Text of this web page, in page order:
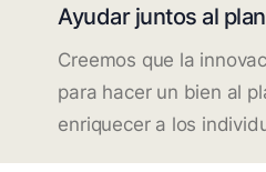
Ayudar juntos al
Creemos que la
para hacer un bien al
enriquecer a los